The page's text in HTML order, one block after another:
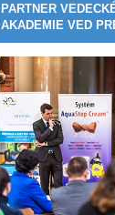
PARTNER
AKADEMIE VED